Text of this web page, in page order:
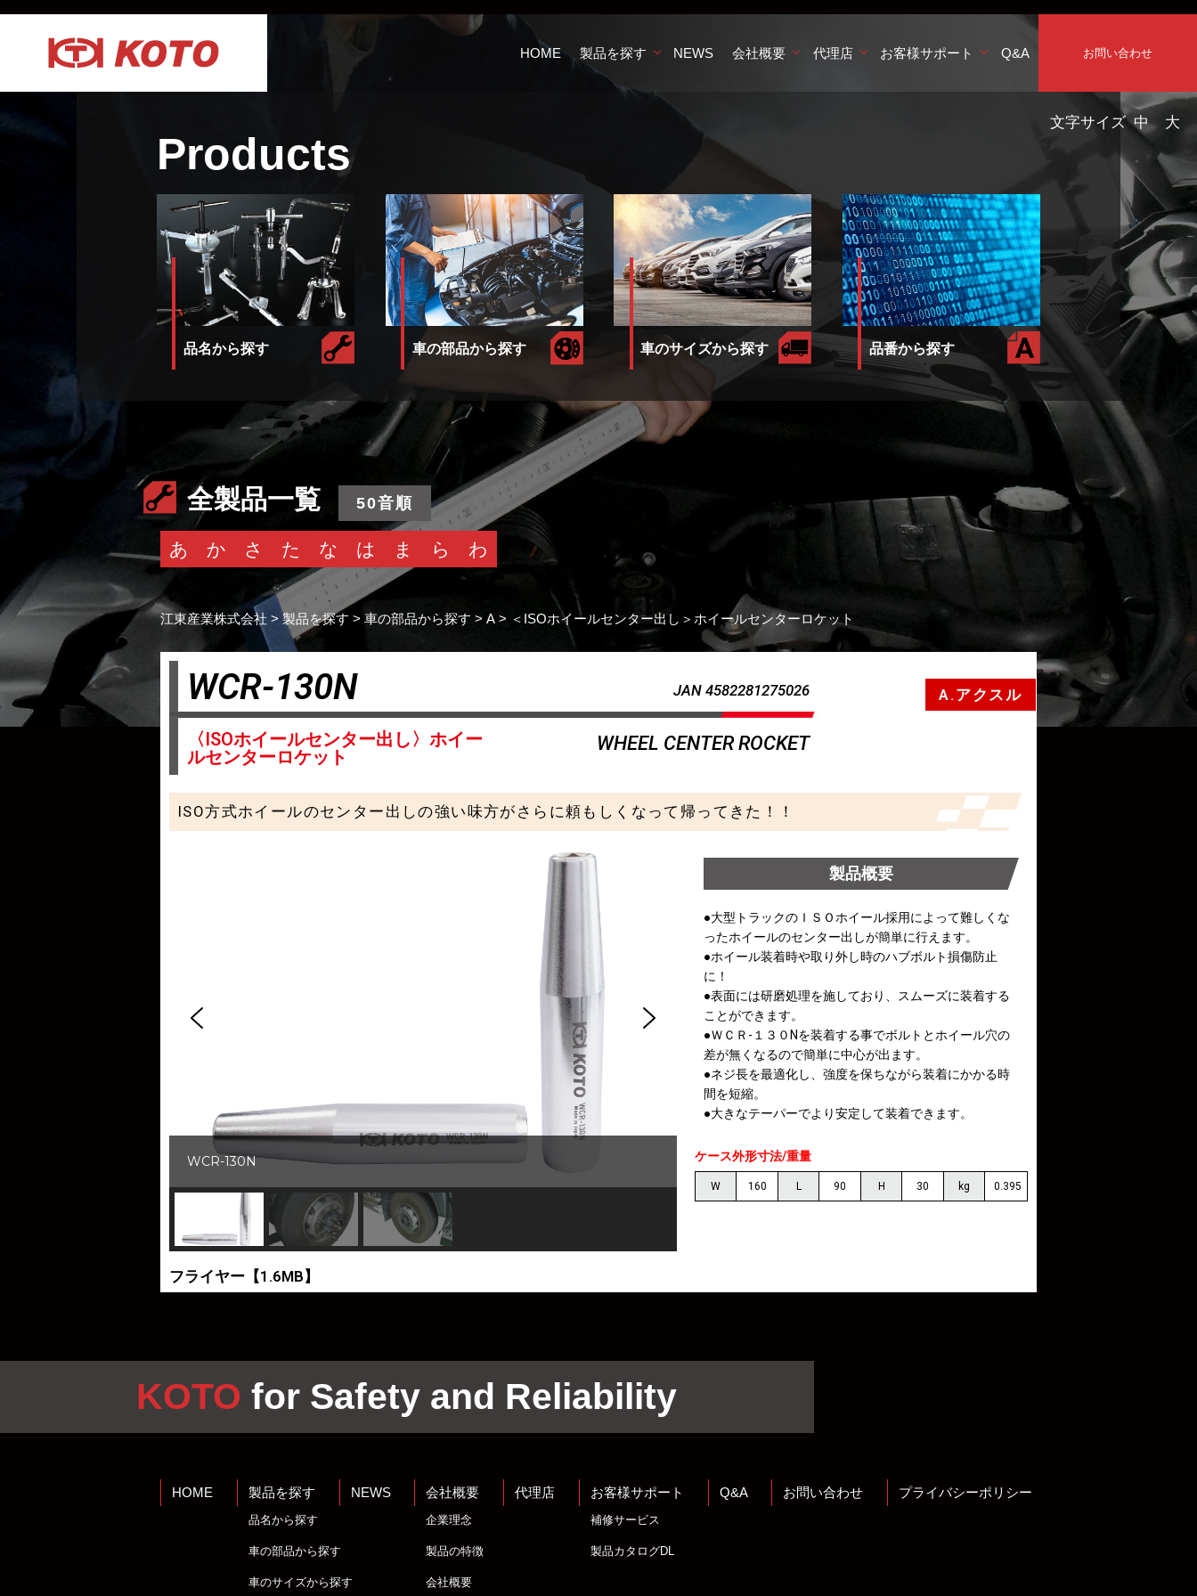
HOME 製品を探す NEWS 会社概要 代理店 お客様サポート Q&A お問い合わせ
文字サイズ 中 大
Products
品名から探す 車の部品から探す 車のサイズから探す 品番から探す
全製品一覧 50音順
あ か さ た な は ま ら わ
江東産業株式会社 > 製品を探す > 車の部品から探す > A > ＜ISOホイールセンター出し＞ホイールセンターロケット
WCR-130N JAN 4582281275026
〈ISOホイールセンター出し〉ホイー
ルセンターロケット
WHEEL CENTER ROCKET
A.アクスル
ISO方式ホイールのセンター出しの強い味方がさらに頼もしくなって帰ってきた！！
WCR-130N
製品概要
●大型トラックのＩＳＯホイール採用によって難しくな
ったホイールのセンター出しが簡単に行えます。
●ホイール装着時や取り外し時のハブボルト損傷防止
に！
●表面には研磨処理を施しており、スムーズに装着する
ことができます。
●ＷＣＲ-１３０Nを装着する事でボルトとホイール穴の
差が無くなるので簡単に中心が出ます。
●ネジ長を最適化し、強度を保ちながら装着にかかる時
間を短縮。
●大きなテーパーでより安定して装着できます。
ケース外形寸法/重量
W 160 L 90 H 30 kg 0.395
フライヤー【1.6MB】
KOTO for Safety and Reliability
HOME 製品を探す
品名から探す
車の部品から探す
車のサイズから探す
NEWS 会社概要
企業理念
製品の特徴
会社概要
代理店 お客様サポート
補修サービス
製品カタログDL
Q&A お問い合わせ プライバシーポリシー